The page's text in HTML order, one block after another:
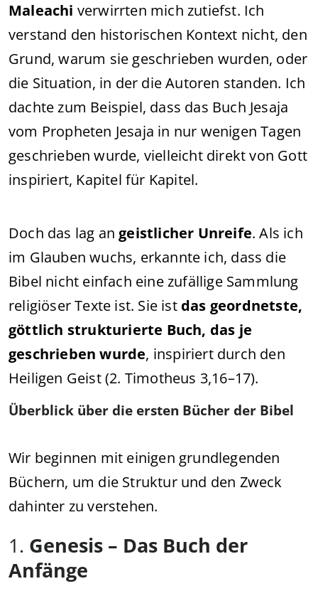
Maleachi verwirrten mich zutiefst. Ich
verstand den historischen Kontext nicht, den
Grund, warum sie geschrieben wurden, oder
die Situation, in der die Autoren standen. Ich
dachte zum Beispiel, dass das Buch Jesaja
vom Propheten Jesaja in nur wenigen Tagen
geschrieben wurde, vielleicht direkt von Gott
inspiriert, Kapitel für Kapitel.
Doch das lag an geistlicher Unreife. Als ich
im Glauben wuchs, erkannte ich, dass die
Bibel nicht einfach eine zufällige Sammlung
religiöser Texte ist. Sie ist das geordnetste,
göttlich strukturierte Buch, das je
geschrieben wurde, inspiriert durch den
Heiligen Geist (2. Timotheus 3,16–17).
Überblick über die ersten Bücher der Bibel
Wir beginnen mit einigen grundlegenden
Büchern, um die Struktur und den Zweck
dahinter zu verstehen.
1. Genesis – Das Buch der
Anfänge